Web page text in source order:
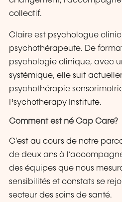
collectif.
Claire est psychologue
psychothérapeute. De
psychologie clinique, avec
systémique, elle suit
psychothérapie
Psychotherapy Institute.
Comment est né Cap Care?
C’est au cours de notre
de deux ans à
des équipes que nous
sensibilités et constats se
secteur des soins de santé.